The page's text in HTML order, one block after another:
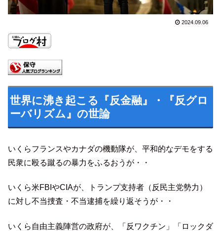
2024.09.06
世界に沸き起こる『反金融』・『反グロ
ーバリズム』の世論
いくらフランスやカナダの機動隊が、平和的なデモをする
民衆に殴る蹴るの暴力をふるおうが・・
いくら米FBIやCIAが、トランプ支持者（反民主党勢力）
に対し不当捜査・不当逮捕を繰り返そうが・・
いくら自由主義陣営の政府が、「反ワクチン」「ロックダ